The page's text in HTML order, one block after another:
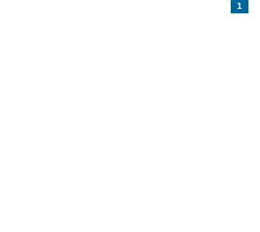
1